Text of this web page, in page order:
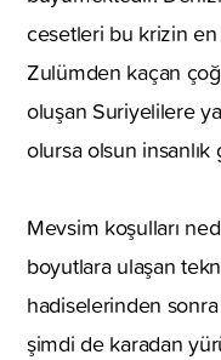
cesetleri bu krizin
Zulümden kaçan
oluşan Suriyelilere
olursa olsun insanlık
Mevsim koşulları
boyutlara ulaşan
hadiselerinden
şimdi de karadan